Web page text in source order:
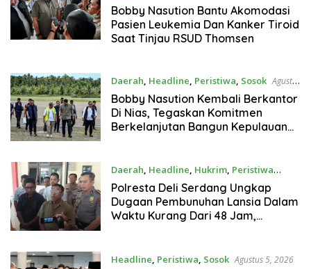
Agustus 6, 2026
Bobby Nasution Bantu Akomodasi
Pasien Leukemia Dan Kanker Tiroid
Saat Tinjau RSUD Thomsen
Daerah, Headline, Peristiwa, Sosok Agustus
6, 2026
Bobby Nasution Kembali Berkantor
Di Nias, Tegaskan Komitmen
Berkelanjutan Bangun Kepulauan
Daerah, Headline, Hukrim, Peristiwa
Agustus 5, 2026
Polresta Deli Serdang Ungkap
Dugaan Pembunuhan Lansia Dalam
Waktu Kurang Dari 48 Jam,
Headline Peristiwa Sosok Agustus 5, 2026